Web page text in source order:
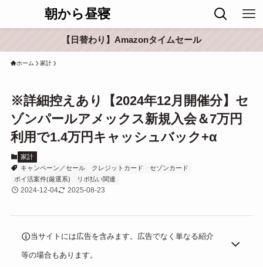
朝から昼寝
【日替わり】Amazonタイムセール
ホーム 家計
※詳細控えあり【2024年12月開催分】セ
ゾンパールアメックス新規入会＆7万円
利用で1.4万円キャッシュバック+α
家計
キャンペーン／セール
クレジットカード
セゾンカード
ポイ活案件(厳選系)
リボ払い関連
2024-12-04 2025-08-23
当サイトには広告を含みます。広告でなく単なる紹介
等の場合もあります。